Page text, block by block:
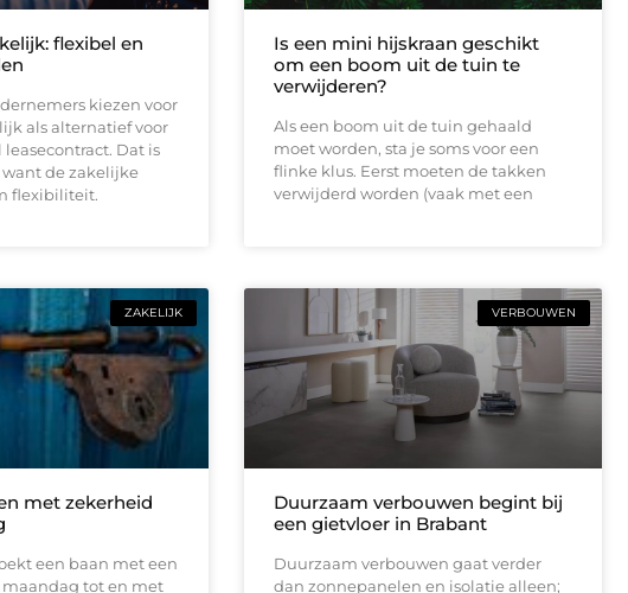
flexibel en
kiezen voor
als alternatief voor
Dat is
de zakelijke
flexibiliteit.
Is een mini hijskraan geschikt
om een boom uit de tuin te
verwijderen?
Als een boom uit de tuin gehaald
moet worden, sta je soms voor een
flinke klus. Eerst moeten de takken
verwijderd worden (vaak met een
ZAKELIJK
met zekerheid
een baan met een
maandag tot en met
VERBOUWEN
Duurzaam verbouwen begint bij
een gietvloer in Brabant
Duurzaam verbouwen gaat verder
dan zonnepanelen en isolatie alleen;